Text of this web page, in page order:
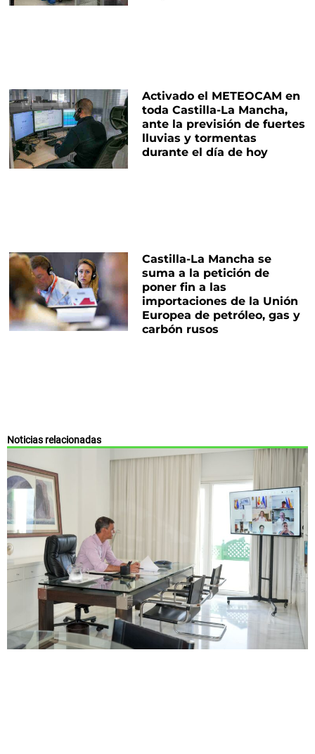
Activado el METEOCAM en
toda Castilla-La Mancha,
ante la previsión de fuertes
lluvias y tormentas
durante el día de hoy
Castilla-La Mancha se
suma a la petición de
poner fin a las
importaciones de la Unión
Europea de petróleo, gas y
carbón rusos
Noticias relacionadas